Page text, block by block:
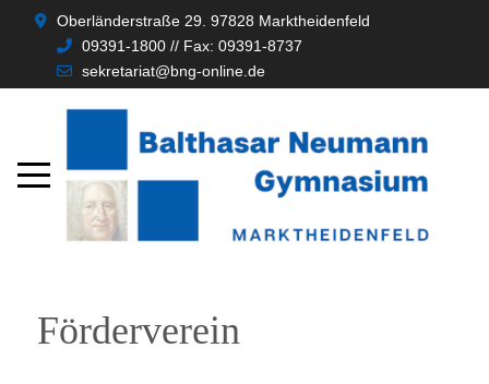
Oberländerstraße 29. 97828 Marktheidenfeld
09391-1800 // Fax: 09391-8737
sekretariat@bng-online.de
Förderverein